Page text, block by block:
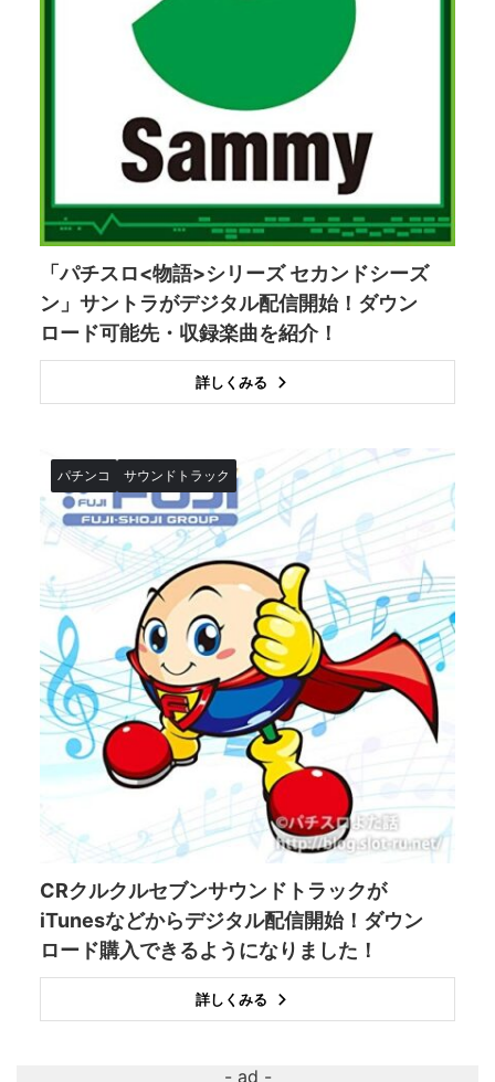
「パチスロ<物語>シリーズ セカンドシーズ
ン」サントラがデジタル配信開始！ダウン
ロード可能先・収録楽曲を紹介！
詳しくみる
パチンコ サウンドトラック
CRクルクルセブンサウンドトラックが
iTunesなどからデジタル配信開始！ダウン
ロード購入できるようになりました！
詳しくみる